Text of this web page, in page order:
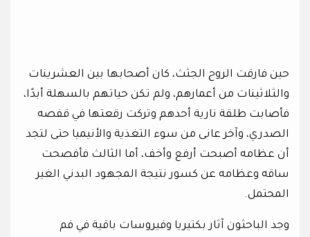
حين فارقت الروح الجثث، كان أصحابها بين العشرينات
والثلاثينات من أعمارهم، ولم تكن حياتهم بالسهلة أبدًا،
فأصابت طلقة نارية أحدهم وتركت رقعتها في قفصه
الصدري، وآخر عانى من سوء التغذية والأنيميا حتى لتجد
أن عظامه أصبحت أرفع وأخف، أما الثالث فأفصحت
ساقه وعظامه عن كسور نتيجة المجهود البدني الغير
المحتمل.
وجد الباحثون آثار بكتيريا وفيروسات باقية في فم